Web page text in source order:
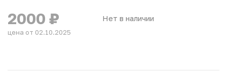
Нет в наличии
2000 ₽
цена от 02.10.2025